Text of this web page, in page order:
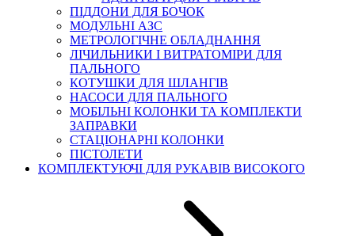
ПІДДОНИ ДЛЯ БОЧОК
МОДУЛЬНІ АЗС
МЕТРОЛОГІЧНЕ ОБЛАДНАННЯ
ЛІЧИЛЬНИКИ І ВИТРАТОМІРИ ДЛЯ
ПАЛЬНОГО
КОТУШКИ ДЛЯ ШЛАНГІВ
НАСОСИ ДЛЯ ПАЛЬНОГО
МОБІЛЬНІ КОЛОНКИ ТА КОМПЛЕКТИ
ЗАПРАВКИ
СТАЦІОНАРНІ КОЛОНКИ
ПІСТОЛЕТИ
КОМПЛЕКТУЮЧІ ДЛЯ РУКАВІВ ВИСОКОГО